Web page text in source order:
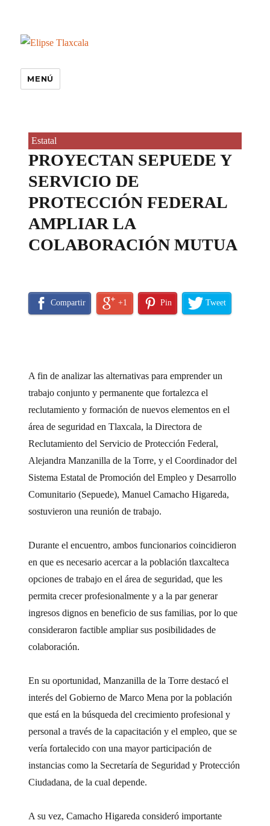
MENÚ
Estatal
PROYECTAN SEPUEDE Y
SERVICIO DE
PROTECCIÓN FEDERAL
AMPLIAR LA
COLABORACIÓN MUTUA
Compartir +1 Pin Tweet
A fin de analizar las alternativas para emprender un
trabajo conjunto y permanente que fortalezca el
reclutamiento y formación de nuevos elementos en el
área de seguridad en Tlaxcala, la Directora de
Reclutamiento del Servicio de Protección Federal,
Alejandra Manzanilla de la Torre, y el Coordinador del
Sistema Estatal de Promoción del Empleo y Desarrollo
Comunitario (Sepuede), Manuel Camacho Higareda,
sostuvieron una reunión de trabajo.
Durante el encuentro, ambos funcionarios coincidieron
en que es necesario acercar a la población tlaxcalteca
opciones de trabajo en el área de seguridad, que les
permita crecer profesionalmente y a la par generar
ingresos dignos en beneficio de sus familias, por lo que
consideraron factible ampliar sus posibilidades de
colaboración.
En su oportunidad, Manzanilla de la Torre destacó el
interés del Gobierno de Marco Mena por la población
que está en la búsqueda del crecimiento profesional y
personal a través de la capacitación y el empleo, que se
vería fortalecido con una mayor participación de
instancias como la Secretaría de Seguridad y Protección
Ciudadana, de la cual depende.
A su vez, Camacho Higareda consideró importante